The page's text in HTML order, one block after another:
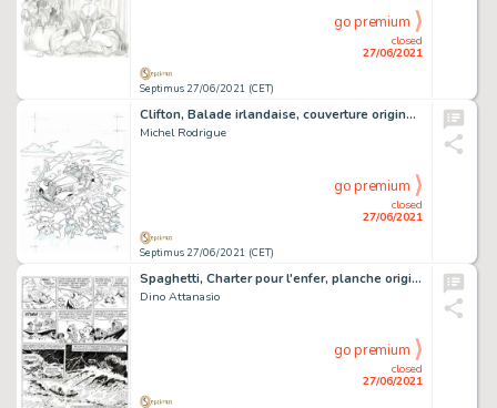
Septimus 27/06/2021 (CET)
closed
27/06/2021
go premium
Clifton, Balade irlandaise, couverture originale Ã …
Michel Rodrigue
Septimus 27/06/2021 (CET)
closed
27/06/2021
go premium
Spaghetti, Charter pour l'enfer, planche originale Ã …
Dino Attanasio
closed
27/06/2021
go premium